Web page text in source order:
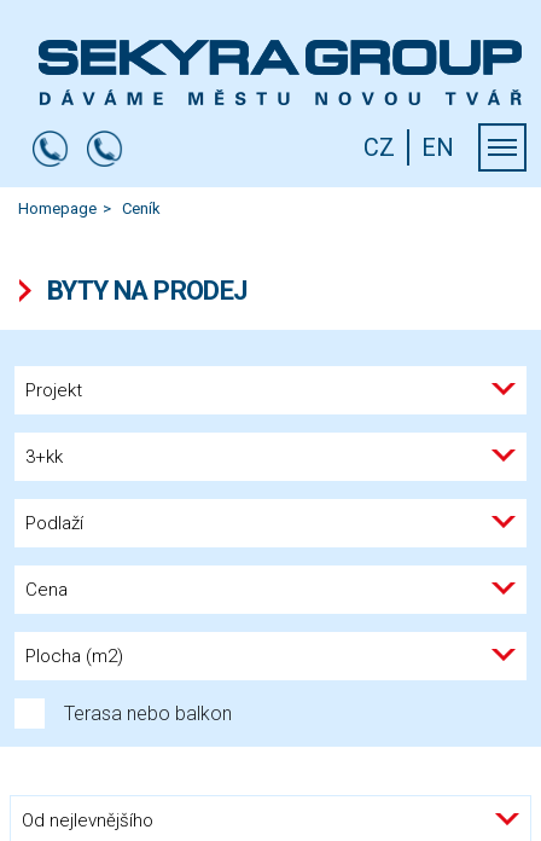
CZ EN
Homepage Ceník
BYTY NA PRODEJ
Projekt
3+kk
Podlaží
Cena
Plocha (m2)
Terasa nebo balkon
Od nejlevnějšího